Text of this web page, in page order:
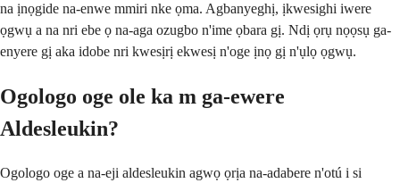
na ịnọgide na-enwe mmiri nke ọma. Agbanyeghị, ịkwesighi iwere
ọgwụ a na nri ebe ọ na-aga ozugbo n'ime ọbara gị. Ndị ọrụ nọọsụ ga-
enyere gị aka idobe nri kwesịrị ekwesị n'oge ịnọ gị n'ụlọ ọgwụ.
Ogologo oge ole ka m ga-ewere
Aldesleukin?
Ogologo oge a na-eji aldesleukin agwọ ọrịa na-adabere n'otú i si